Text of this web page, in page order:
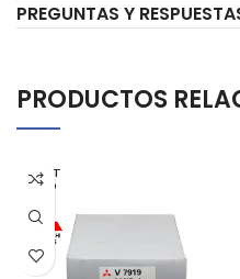
PREGUNTAS Y
PRODUCTOS
AGOT
ADO